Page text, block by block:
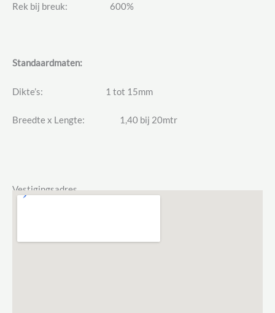
Rek bij breuk: 600%
Standaardmaten:
Dikte’s: 1 tot 15mm
Breedte x Lengte: 1,40 bij 20mtr
Vestigingsadres